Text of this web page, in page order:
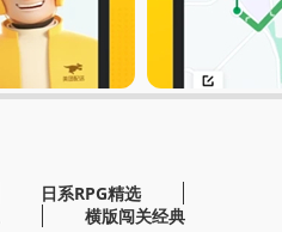
日系RPG精选
横版闯关经典